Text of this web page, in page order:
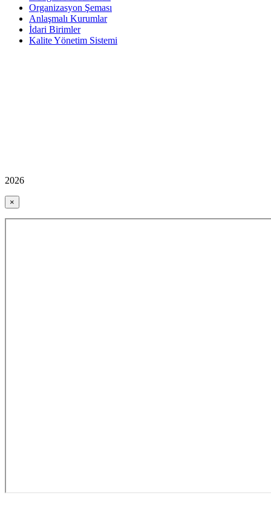
Organizasyon Şeması
Anlaşmalı Kurumlar
İdari Birimler
Kalite Yönetim Sistemi
2026
×